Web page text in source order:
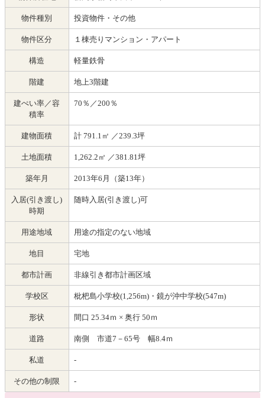
物件種別 投資物件・その他
物件区分 １棟売りマンション・アパート
構造 軽量鉄骨
階建 地上3階建
建ぺい率／容
積率
70％／200％
建物面積 計 791.1㎡ ／239.3坪
土地面積 1,262.2㎡ ／381.81坪
築年月 2013年6月（築13年）
入居(引き渡し)
時期
随時入居(引き渡し)可
用途地域 用途の指定のない地域
地目 宅地
都市計画 非線引き都市計画区域
学校区 枇杷島小学校(1,256m)・鏡が沖中学校(547m)
形状 間口 25.34ｍ × 奥行 50ｍ
道路 南側 市道7－65号 幅8.4ｍ
私道 -
その他の制限 -